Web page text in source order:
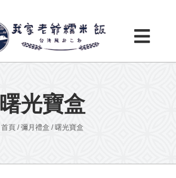
曙光寶盒
首頁 /彌月禮盒 /曙光寶盒